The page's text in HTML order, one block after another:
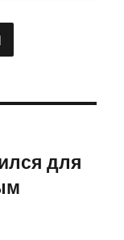
для